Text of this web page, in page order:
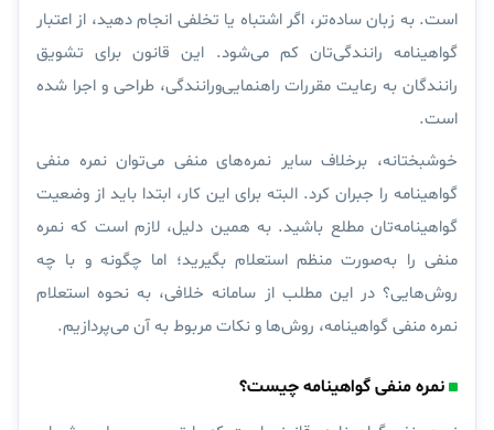
است. به زبان ساده‌تر، اگر اشتباه یا تخلفی انجام دهید، از اعتبار
گواهینامه رانندگی‌تان کم می‌شود. این قانون برای تشویق
رانندگان به رعایت مقررات راهنمایی‌ورانندگی، طراحی و اجرا شده
است.
خوشبختانه، برخلاف سایر نمره‌های منفی می‌توان نمره منفی
گواهینامه را جبران کرد. البته برای این کار، ابتدا باید از وضعیت
گواهینامه‌تان مطلع باشید. به همین دلیل، لازم است که نمره
منفی را به‌صورت منظم استعلام بگیرید؛ اما چگونه و با چه
روش‌هایی؟ در این مطلب از سامانه خلافی، به نحوه استعلام
نمره منفی گواهینامه، روش‌ها و نکات مربوط به آن می‌پردازیم.
نمره منفی گواهینامه چیست؟